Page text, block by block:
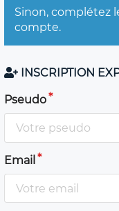
Sinon, complétez
compte.
INSCRIPTION
Pseudo
Email